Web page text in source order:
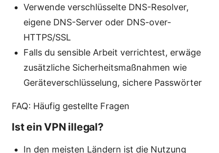
Verwende verschlüsselte DNS-Resolver,
eigene DNS-Server oder DNS-over-
HTTPS/SSL
Falls du sensible Arbeit verrichtest, erwäge
zusätzliche Sicherheitsmaßnahmen wie
Geräteverschlüsselung, sichere Passwörter
FAQ: Häufig gestellte Fragen
Ist ein VPN illegal?
In den meisten Ländern ist die Nutzung